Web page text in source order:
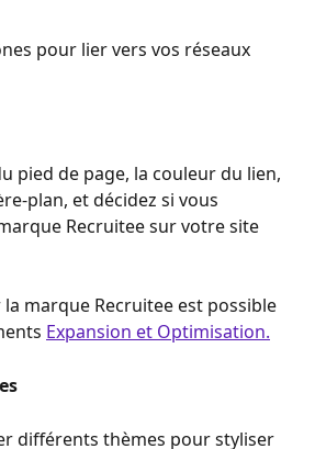
pour lier vers vos réseaux
pied de page, la couleur du lien,
plan, et décidez si vous
Recruitee sur votre site
la marque Recruitee est possible
Expansion et Optimisation.
différents thèmes pour styliser